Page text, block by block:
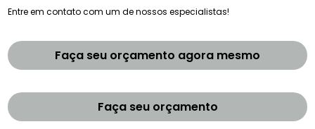
Entre em contato com um de nossos especialistas!
Faça seu orçamento agora mesmo
Faça seu orçamento